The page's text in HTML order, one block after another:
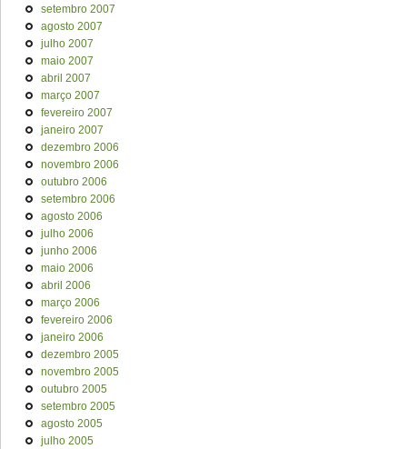
setembro 2007
agosto 2007
julho 2007
maio 2007
abril 2007
março 2007
fevereiro 2007
janeiro 2007
dezembro 2006
novembro 2006
outubro 2006
setembro 2006
agosto 2006
julho 2006
junho 2006
maio 2006
abril 2006
março 2006
fevereiro 2006
janeiro 2006
dezembro 2005
novembro 2005
outubro 2005
setembro 2005
agosto 2005
julho 2005